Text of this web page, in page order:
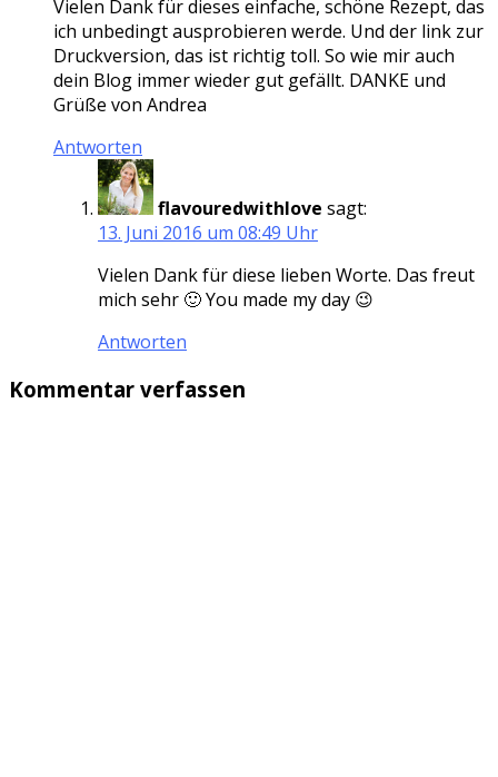
Vielen Dank für dieses einfache, schöne Rezept, das
ich unbedingt ausprobieren werde. Und der link zur
Druckversion, das ist richtig toll. So wie mir auch
dein Blog immer wieder gut gefällt. DANKE und
Grüße von Andrea
Antworten
flavouredwithlove sagt:
13. Juni 2016 um 08:49 Uhr
Vielen Dank für diese lieben Worte. Das freut
mich sehr 🙂 You made my day 😉
Antworten
Kommentar verfassen